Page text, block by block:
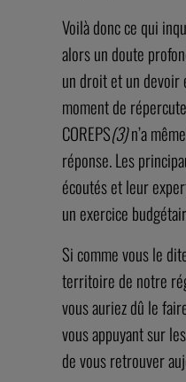
Voilà donc ce qui
alors un doute
un droit et un devoir
moment de
COREPS(3)n’a
réponse. Les
écoutés et leur
un exercice
Si comme vous le
territoire de notre
vous auriez dû le
vous appuyant sur
de vous retrouver